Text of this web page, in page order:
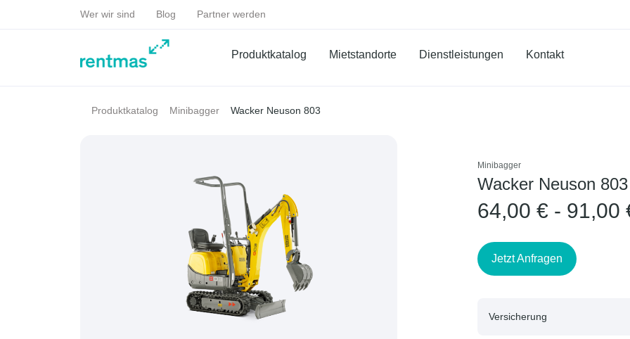
Wer wir sind Blog Partner werden
Produktkatalog Mietstandorte Dienstleistungen Kontakt
Produktkatalog Minibagger Wacker Neuson 803
Minibagger
Wacker Neuson
64,00 € - 91,00
Jetzt Anfragen
Versicherung